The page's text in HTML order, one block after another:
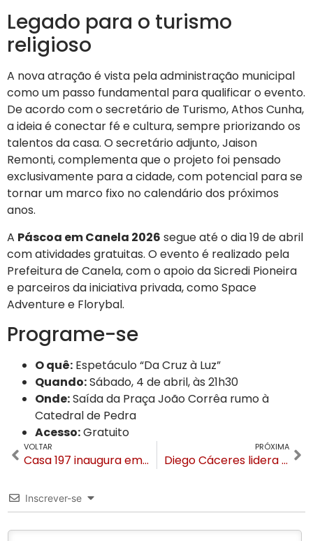
Legado para o turismo
religioso
A nova atração é vista pela administração municipal
como um passo fundamental para qualificar o evento.
De acordo com o secretário de Turismo, Athos Cunha,
a ideia é conectar fé e cultura, sempre priorizando os
talentos da casa. O secretário adjunto, Jaison
Remonti, complementa que o projeto foi pensado
exclusivamente para a cidade, com potencial para se
tornar um marco fixo no calendário dos próximos
anos.
A Páscoa em Canela 2026 segue até o dia 19 de abril
com atividades gratuitas. O evento é realizado pela
Prefeitura de Canela, com o apoio da Sicredi Pioneira
e parceiros da iniciativa privada, como Space
Adventure e Florybal.
Programe-se
O quê: Espetáculo “Da Cruz à Luz”
Quando:Sábado, 4 de abril, às 21h30
Onde:Saída da Praça João Corrêa rumo à
Catedral de Pedra
Acesso:Gratuito
VOLTAR
Casa 197 inaugura em Canela com tradição serrana e toque de sofisticação
PRÓXIMA
Diego Cáceres lidera nova fase de expansão nacional da Rede Laghetto
Inscrever-se